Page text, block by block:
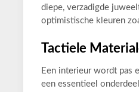
diepe, verzadigde
optimistische kleuren
Tactiele
Een interieur wordt pas
een essentieel